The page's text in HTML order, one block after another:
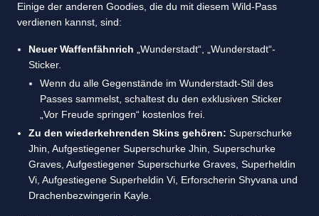
Einige der anderen Goodies, die du mit diesem Wild-Pass
verdienen kannst, sind:
Neuer Waffenfähnrich
„Wunderstadt“, „Wunderstadt“-
Sticker.
Wenn du alle Gegenstände im Wunderstadt-Stil des
Passes sammelst, schaltest du den exklusiven Sticker
„Vor Freude springen“ kostenlos frei.
Zu den wiederkehrenden Skins gehören: Superschurke
Jhin, Aufgestiegener Superschurke Jhin, Superschurke
Graves, Aufgestiegener Superschurke Graves, Superheldin
Vi, Aufgestiegene Superheldin Vi, Erforscherin Shyvana und
Drachenbezwingerin Kayle.